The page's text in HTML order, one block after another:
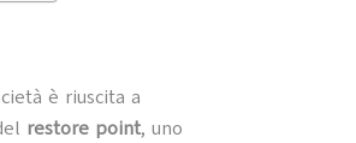
è riuscita a
restore point, uno